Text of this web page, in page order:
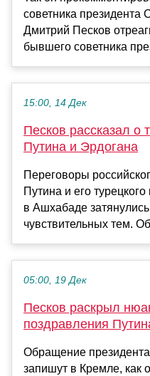
советника
Дмитрий Песков
бывшего советника
15:00, 14 Дек
Песков рассказал о
Путина и Эрдогана
Переговоры
Путина и его
в Ашхабаде
чувствительных тем.
05:00, 19 Дек
Песков раскрыл
поздравления
Обращение
запишут в Кремле, как